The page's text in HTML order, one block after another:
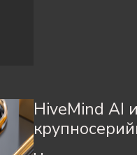
HiveMind AI